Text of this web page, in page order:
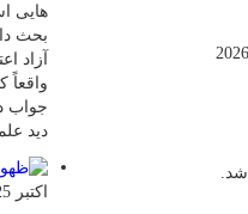
هایی‌
بحث
آزاد
واقعاً
جواب
دید
اکتبر 2025